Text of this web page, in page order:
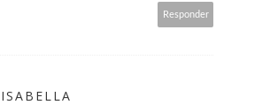
Responder
ISABELLA